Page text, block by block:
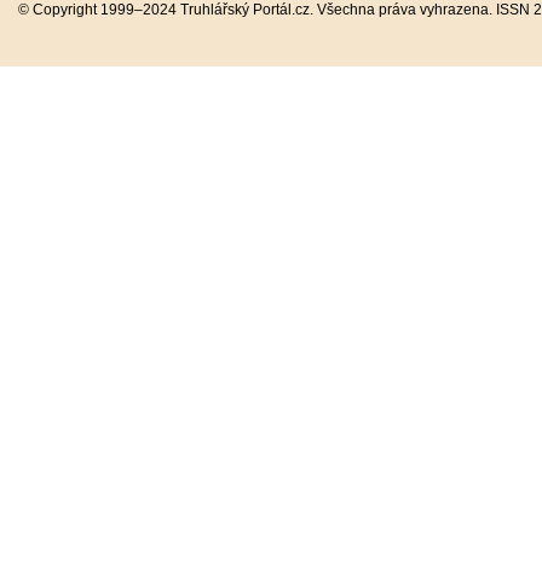
© Copyright 1999–2024 Truhlářský Portál.cz. Všechna práva vyhrazena.